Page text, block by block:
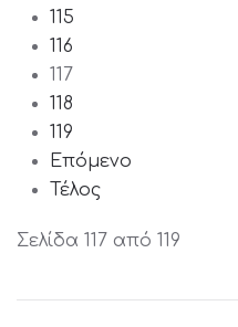
115
116
117
118
119
Επόμενο
Τέλος
Σελίδα 117 από 119